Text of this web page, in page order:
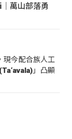
萬山部落勇
現今配合族人工
」凸顯